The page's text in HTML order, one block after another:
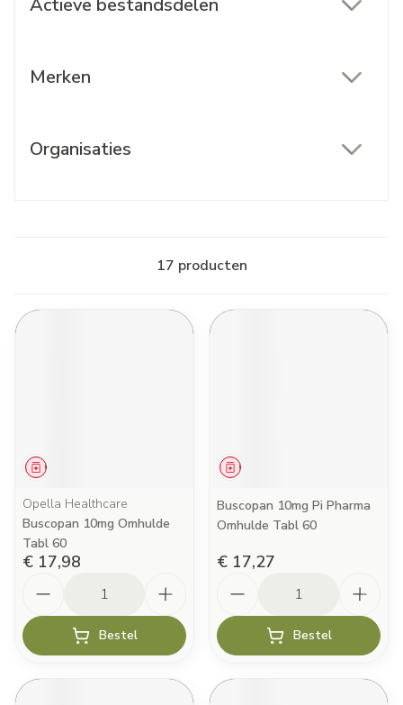
Actieve bestandsdelen
Merken
Organisaties
17 producten
Geneesmiddel
Opella Healthcare
Buscopan 10mg Omhulde
Tabl 60
€ 17,98
Bestel
Geneesmiddel
Buscopan 10mg Pi Pharma
Omhulde Tabl 60
€ 17,27
Bestel